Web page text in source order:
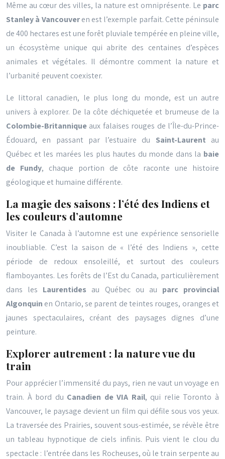
Même au cœur des villes, la nature est omniprésente. Le parc
Stanley à Vancouveren est l’exemple parfait. Cette péninsule
de 400 hectares est une forêt pluviale tempérée en pleine ville,
un écosystème unique qui abrite des centaines d’espèces
animales et végétales. Il démontre comment la nature et
l’urbanité peuvent coexister.
Le littoral canadien, le plus long du monde, est un autre
univers à explorer. De la côte déchiquetée et brumeuse de la
Colombie-Britannique aux falaises rouges de l’Île-du-Prince-
Édouard, en passant par l’estuaire du Saint-Laurent au
Québec et les marées les plus hautes du monde dans la baie
de Fundy, chaque portion de côte raconte une histoire
géologique et humaine différente.
La magie des saisons : l’été des Indiens et
les couleurs d’automne
Visiter le Canada à l’automne est une expérience sensorielle
inoubliable. C’est la saison de « l’été des Indiens », cette
période de redoux ensoleillé, et surtout des couleurs
flamboyantes. Les forêts de l’Est du Canada, particulièrement
dans les Laurentides au Québec ou au parc provincial
Algonquin en Ontario, se parent de teintes rouges, oranges et
jaunes spectaculaires, créant des paysages dignes d’une
peinture.
Explorer autrement : la nature vue du
train
Pour apprécier l’immensité du pays, rien ne vaut un voyage en
train. À bord du Canadien de VIA Rail, qui relie Toronto à
Vancouver, le paysage devient un film qui défile sous vos yeux.
La traversée des Prairies, souvent sous-estimée, se révèle être
un tableau hypnotique de ciels infinis. Puis vient le clou du
spectacle : l’entrée dans les Rocheuses, où le train serpente au